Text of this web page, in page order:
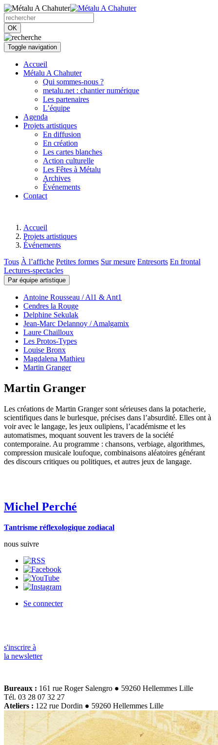
OK
Toggle navigation
Accueil
Métalu A Chahuter
Qui sommes-nous ?
metalu.net : chantier numérique
Les partenaires
L’équipe
Agenda
Projets artistiques
En diffusion
En création
Les cartes blanches
Action culturelle
Les Fêtes à Métalu
Archives
Événements
Contact
Accueil
Projets artistiques
Événements
Tous À l’affiche Petites formes Sur mesure Entresorts En frontal
Lectures-spectacles
Par équipe artistique
Antoine Rousseau / Al1 & Ant1
Cendres la Rouge
Delphine Sekulak
Jean-Marc Delannoy / Amalgamix
Laure Chailloux
Les Protos-Types
Louise Bronx
Magdalena Mathieu
Martin Granger
Martin Granger
Les créations de Martin Granger sont sérieuses dans la potacherie,
scientifiques dans le burlesque, précises dans l’absurdité. Elles ont à
voir avec le langage, les jeux oulipiens, l’académisme et les
automatismes, moquant souvent les travers de la société
contemporaine. Au programme : chansons, verbiage, algorithmes,
compression musicale loufoque, combinaisons aléatoires générant
des discours critiques ou politiques, et autres jeux de langage.
Michel Perché
Tantrisme réflexologique zodiacal
nous suivre
Se connecter
s'inscrire à
la newsletter
Bureaux : 161 rue Roger Salengro ● 59260 Hellemmes Lille
Tél. 03 28 07 32 27
Ateliers : 122 rue Dordin ● 59260 Hellemmes Lille